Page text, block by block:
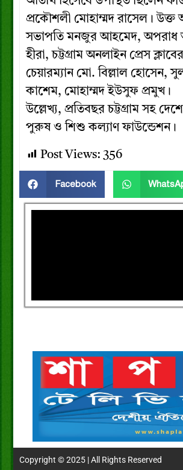
প্রকৌশলী মোহাম্মদ রাসেল। উক্ত
সভাপতি মনজুর আহমেদ, অপরাধ
হীরা, চট্টগ্রাম অনলাইন প্রেস
চেয়ারম্যান মো. বিল্লাল
কাশেম, মোহাম্মদ ইউসুফ প্রমুখ।
উল্লেখ্য, প্রতিবছর চট্টগ্রাম সহ
পুরুষ ও শিশু কল্যাণ ফাউন্ডেশন।
Post Views: 356
Facebook
Copyright © 2025 | All Rights Reserved